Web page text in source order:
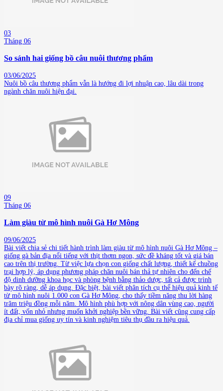
03
Tháng 06
So sánh hai giống bồ câu nuôi thương phẩm
03/06/2025
Nuôi bồ câu thương phẩm vẫn là hướng đi lợi nhuận cao, lâu dài trong
ngành chăn nuôi hiện đại.
09
Tháng 06
Làm giàu từ mô hình nuôi Gà Hơ Mông
09/06/2025
Bài viết chia sẻ chi tiết hành trình làm giàu từ mô hình nuôi Gà Hơ Mông –
giống gà bản địa nổi tiếng với thịt thơm ngon, sức đề kháng tốt và giá bán
cao trên thị trường. Từ việc lựa chọn con giống chất lượng, thiết kế chuồng
trại hợp lý, áp dụng phương pháp chăn nuôi bán thả tự nhiên cho đến chế
độ dinh dưỡng khoa học và phòng bệnh bằng thảo dược, tất cả được trình
bày rõ ràng, dễ áp dụng. Đặc biệt, bài viết phân tích cụ thể hiệu quả kinh tế
từ mô hình nuôi 1.000 con Gà Hơ Mông, cho thấy tiềm năng thu lời hàng
trăm triệu đồng mỗi năm. Mô hình phù hợp với nông dân vùng cao, người
ít đất, vốn nhỏ nhưng muốn khởi nghiệp bền vững. Bài viết cũng cung cấp
địa chỉ mua giống uy tín và kinh nghiệm tiêu thụ đầu ra hiệu quả.